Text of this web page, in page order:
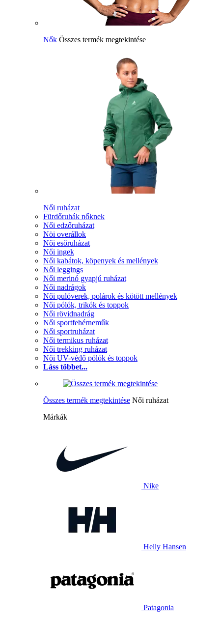
Nők Összes termék megtekintése
Női ruházat
Fürdőruhák nőknek
Női edzőruházat
Nöi overállok
Női esőruházat
Női ingek
Női kabátok, köpenyek és mellények
Női leggings
Női merinó gyapjú ruházat
Női nadrágok
Női pulóverek, polárok és kötött mellények
Női pólók, trikók és toppok
Női rövidnadrág
Női sportfehérneműk
Női sportruházat
Női termikus ruházat
Női trekking ruházat
Női UV-védő pólók és toppok
Láss többet...
Összes termék megtekintése Női ruházat
Márkák
Nike
Helly Hansen
Patagonia